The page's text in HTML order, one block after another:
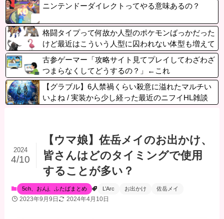
ニンテンドーダイレクトってやる意味あるの？
格闘タイプって何故か人型のポケモンばっかだった
けど最近はこういう人型に囚われない体型も増えて
きたね
古参ゲーマー「攻略サイト見てプレイしてわざわざ
つまらなくしてどうするの？」←これ
【グラブル】6人禁禍くらい殺意に溢れたマルチい
いよね / 実装から少し経った最近のニフイHL雑談
【ウマ娘】佐岳メイのお出かけ、
皆さんはどのタイミングで使用
することが多い？
2024
4/10
5ch、おんj、ふたばまとめ L’Arc お出かけ 佐岳メイ
2023年9月9日 2024年4月10日